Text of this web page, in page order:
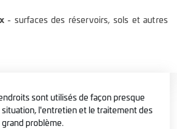
- surfaces des réservoirs, sols et autres
sont utilisés de façon presque
l'entretien et le traitement des
problème.